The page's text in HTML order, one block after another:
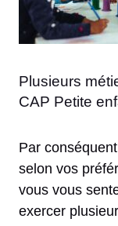
Plusieurs
CAP Petite
Par
selon vos
vous vous
exercer